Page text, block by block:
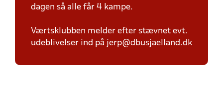
dagen så alle får 4 kampe.
Værtsklubben melder efter stævnet evt.
udeblivelser ind på jerp@dbusjaelland.dk